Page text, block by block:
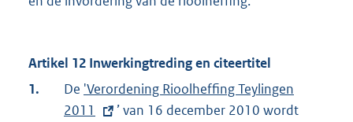
Artikel 12 Inwerkingtreding en citeertitel
1.
De E
x
'Verordening Rioolheffing Teylingen
2011
’ van 16 december 2010 wordt